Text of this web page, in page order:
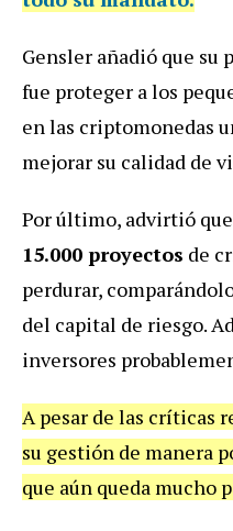
Gensler añadió que
fue proteger a los
en las criptomonedas
mejorar su calidad de
Por último, advirtió
15.000 proyectos de
perdurar,
del capital de riesgo.
inversores
A pesar de las críticas
su gestión de manera
que aún queda mucho